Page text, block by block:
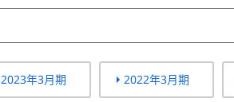
2023年3月期 2022年3月期